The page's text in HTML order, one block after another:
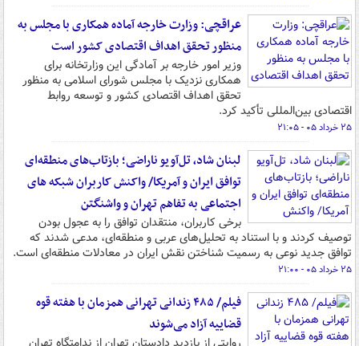
عراقچی: وزارت خارجه آماده همکاری با مجلس به
منظور تحقق اهداف اقتصادی کشور است
وزیر امور خارجه بر آمادگی این وزارتخانه برای
همکاری نزدیک با مجلس شورای اسلامی به منظور
تحقق اهداف اقتصادی کشور و توسعه روابط
اقتصادی بین‌المللی تأکید کرد.
۲۵ خرداد ۰۵ - ۲۱:۰۵
لبنان شاد، تل‌آویو ناراضی؛ بازتاب‌های منطقه‌ای
توافق ایران و آمریکا/ واکنش کاربران شبکه های
اجتماعی به تفاهم تهران و واشنگتن
برخی کاربران، منتقدان توافق را به عجول بودن
توصیف کردند و با استناد به تحلیل‌های عربی و منطقه‌ای، مدعی شدند که
توافق جدید نوعی به رسمیت شناختن نقش ایران در معادلات منطقه‌ای است.
۲۵ خرداد ۰۵ - ۲۱:۰۰
فیلم/ ۴۸۵ زندانی تهرانی همزمان با هفته قوه
قضاییه آزاد می‌شوند